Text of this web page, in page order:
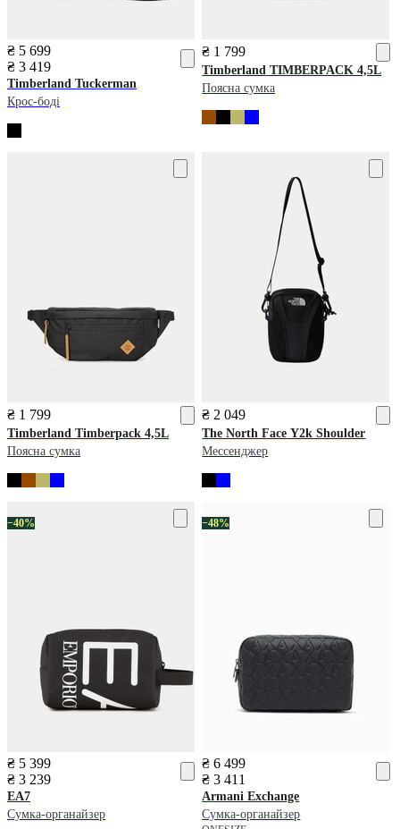
₴ 5 699
₴ 3 419
Timberland Tuckerman
Крос-боді
₴ 1 799
Timberland TIMBERPACK 4,5L
Поясна сумка
₴ 1 799
Timberland Timberpack 4,5L
Поясна сумка
₴ 2 049
The North Face Y2k Shoulder
Мессенджер
−40%
₴ 5 399
₴ 3 239
EA7
Сумка-органайзер
−48%
₴ 6 499
₴ 3 411
Armani Exchange
Сумка-органайзер